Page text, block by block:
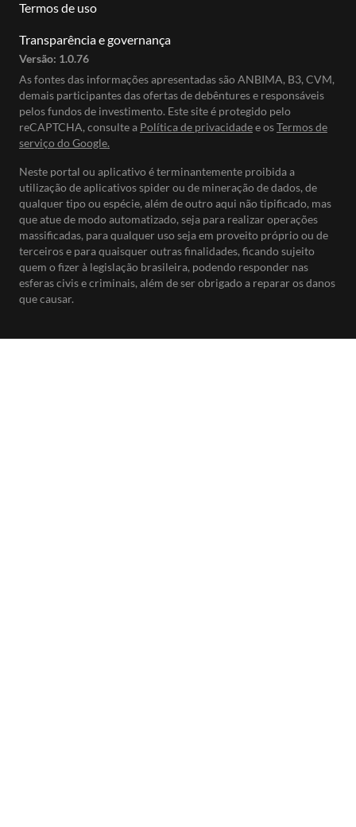
Termos de uso
Transparência e governança
Versão: 1.0.76
As fontes das informações apresentadas são ANBIMA, B3, CVM,
demais participantes das ofertas de debêntures e responsáveis
pelos fundos de investimento. Este site é protegido pelo
reCAPTCHA, consulte a Política de privacidadee osTermos de
serviço do Google.
Neste portal ou aplicativo é terminantemente proibida a
utilização de aplicativos spider ou de mineração de dados, de
qualquer tipo ou espécie, além de outro aqui não tipificado, mas
que atue de modo automatizado, seja para realizar operações
massificadas, para qualquer uso seja em proveito próprio ou de
terceiros e para quaisquer outras finalidades, ficando sujeito
quem o fizer à legislação brasileira, podendo responder nas
esferas civis e criminais, além de ser obrigado a reparar os danos
que causar.